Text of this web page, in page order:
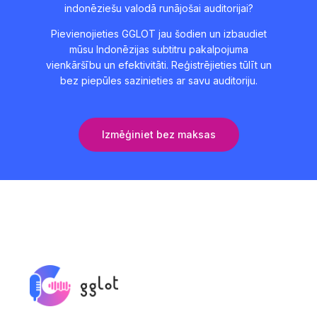
indonēziešu valodā runājošai auditorijai?
Pievienojieties GGLOT jau šodien un izbaudiet
mūsu Indonēzijas subtitru pakalpojuma
vienkāršību un efektivitāti. Reģistrējieties tūlīt un
bez piepūles sazinieties ar savu auditoriju.
Izmēģiniet bez maksas